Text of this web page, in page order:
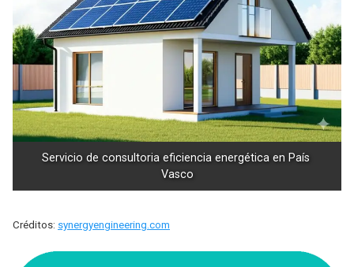
Servicio de consultoria eficiencia energética en País
Vasco
Créditos: synergyengineering.com